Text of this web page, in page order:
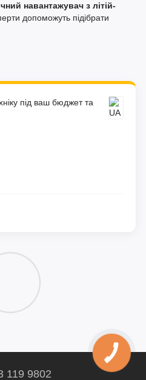
навантажувач з літій-
допоможуть підібрати
під ваш бюджет та
119 9802